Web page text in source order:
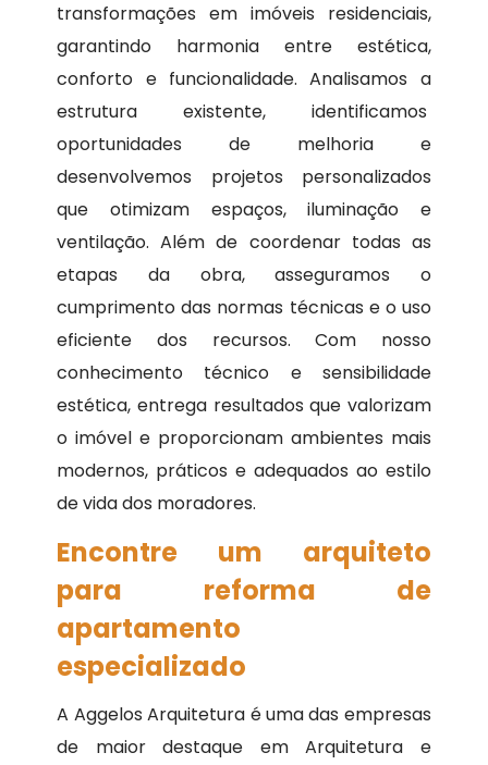
transformações em imóveis residenciais,
garantindo harmonia entre estética,
conforto e funcionalidade. Analisamos a
estrutura existente, identificamos
oportunidades de melhoria e
desenvolvemos projetos personalizados
que otimizam espaços, iluminação e
ventilação. Além de coordenar todas as
etapas da obra, asseguramos o
cumprimento das normas técnicas e o uso
eficiente dos recursos. Com nosso
conhecimento técnico e sensibilidade
estética, entrega resultados que valorizam
o imóvel e proporcionam ambientes mais
modernos, práticos e adequados ao estilo
de vida dos moradores.
Encontre um arquiteto
para reforma de
apartamento
especializado
A Aggelos Arquitetura é uma das empresas
de maior destaque em Arquitetura e